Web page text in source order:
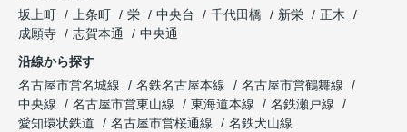
坂上町
上条町 栄 中央台 千代田橋 新栄
正木
成願寺
志賀本通
中央通
沿線から探す
名古屋市営名城線
名鉄名古屋本線
名古屋市営鶴舞線
中央線
名古屋市営東山線 東海道本線
名鉄瀬戸線
愛知環状鉄道
名古屋市営桜通線
名鉄犬山線